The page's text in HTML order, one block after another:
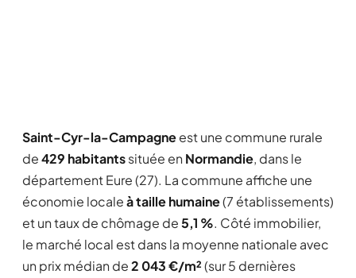
Saint-Cyr-la-Campagneest une commune rurale
de429 habitantssituée en Normandie, dans le
département Eure (27). La commune affiche une
économie localeà taille humaine(7 établissements)
et un taux de chômage de5,1 %. Côté immobilier,
le marché local est dans la moyenne nationale avec
un prix médian de2 043 €/m²(sur 5 dernières